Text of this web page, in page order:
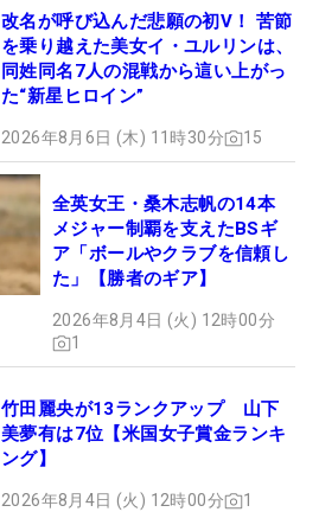
改名が呼び込んだ悲願の初V！ 苦節
を乗り越えた美女イ・ユルリンは、
同姓同名7人の混戦から這い上がっ
た“新星ヒロイン”
2026年8月6日 (木) 11時30分 15
全英女王・桑木志帆の14本
メジャー制覇を支えたBSギ
ア「ボールやクラブを信頼し
た」【勝者のギア】
2026年8月4日 (火) 12時00分
1
竹田麗央が13ランクアップ 山下
美夢有は7位【米国女子賞金ランキ
ング】
2026年8月4日 (火) 12時00分 1